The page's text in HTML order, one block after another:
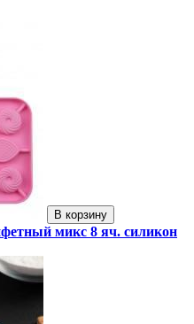
В корзину
микс 8 яч. силикон